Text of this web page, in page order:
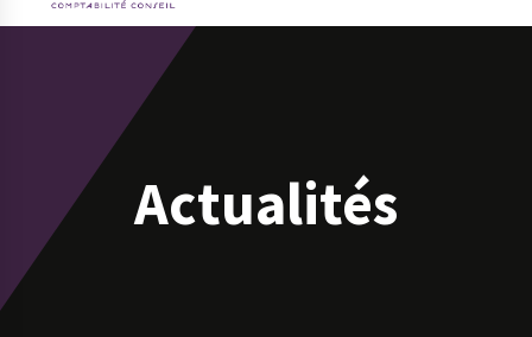
Actualités